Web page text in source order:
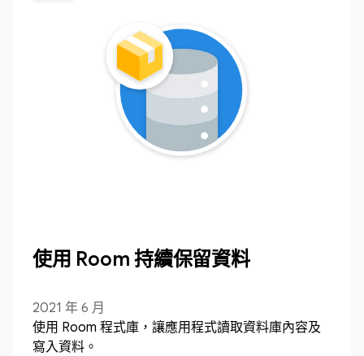
使用 Room 持續保留資料
2021 年 6 月
使用 Room 程式庫，讓應用程式讀取資料庫內容及
寫入資料。